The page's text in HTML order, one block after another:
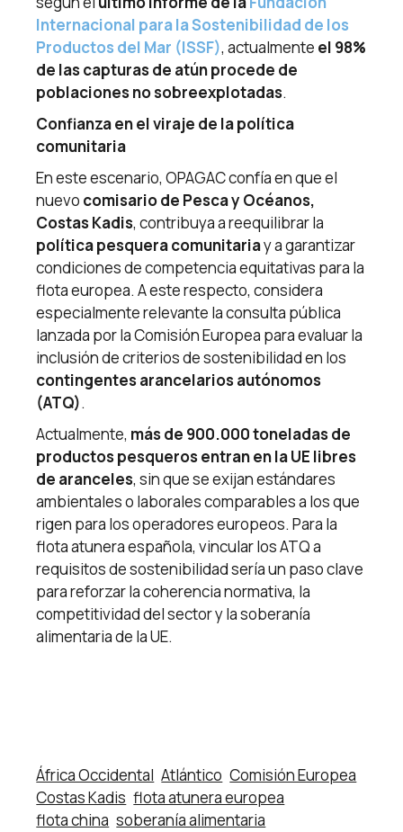
Internacional para la Sostenibilidad de los
Productos del Mar (ISSF), actualmente el 98%
de las capturas de atún procede de
poblaciones no sobreexplotadas.
Confianza en el viraje de la política
comunitaria
En este escenario, OPAGAC confía en que el
nuevo comisario de Pesca y Océanos,
Costas Kadis, contribuya a reequilibrar la
política pesquera comunitariay a garantizar
condiciones de competencia equitativas para la
flota europea. A este respecto, considera
especialmente relevante la consulta pública
lanzada por la Comisión Europea para evaluar la
inclusión de criterios de sostenibilidad en los
contingentes arancelarios autónomos
(ATQ).
Actualmente, más de 900.000 toneladas de
productos pesqueros entran en la UE libres
de aranceles, sin que se exijan estándares
ambientales o laborales comparables a los que
rigen para los operadores europeos. Para la
flota atunera española, vincular los ATQ a
requisitos de sostenibilidad sería un paso clave
para reforzar la coherencia normativa, la
competitividad del sector y la soberanía
alimentaria de la UE.
África Occidental Atlántico Comisión Europea
Costas Kadis flota atunera europea
flota china soberanía alimentaria